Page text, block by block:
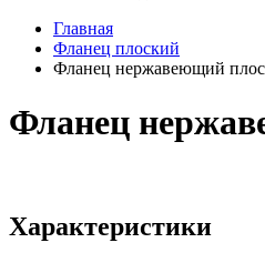
Главная
Фланец плоский
Фланец нержавеющий
Фланец
Характеристики